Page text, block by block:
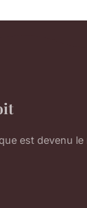
est devenu